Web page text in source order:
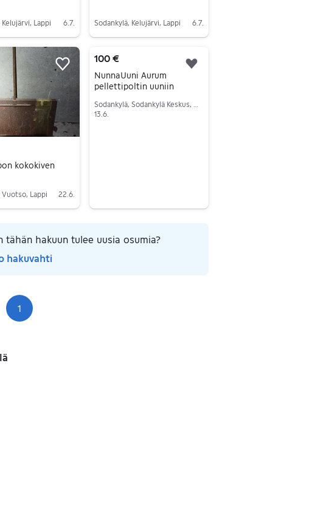
Lappi 6.7. Sodankylä, Kelujärvi, Lappi 6.7.
kokokiven
Vuotso, Lappi 22.6.
Lisää suosikiksi.
100 €
NunnaUuni Aurum
pellettipoltin uuniin
13.6.
tähän hakuun tulee uusia osumia?
hakuvahti
Sivut
1